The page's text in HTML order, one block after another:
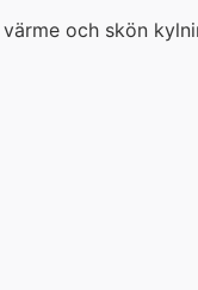
och skön